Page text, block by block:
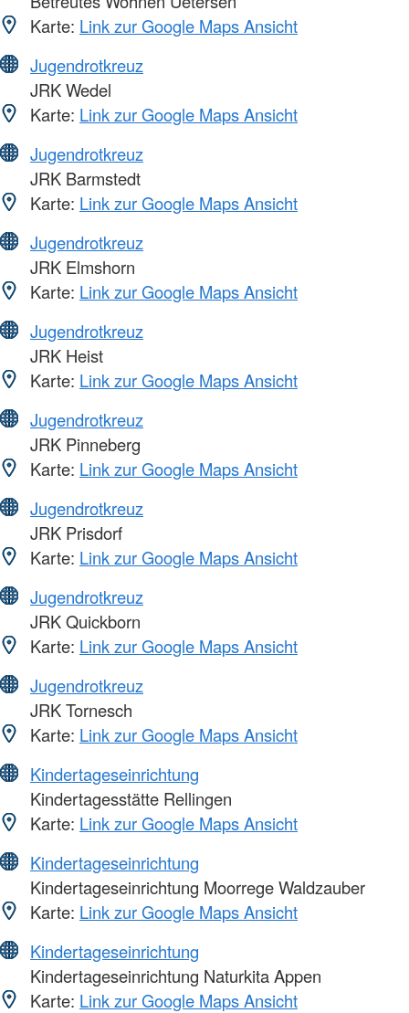
Karte: Link zur Google Maps Ansicht
Jugendrotkreuz
JRK Wedel
Karte: Link zur Google Maps Ansicht
Jugendrotkreuz
JRK Barmstedt
Karte: Link zur Google Maps Ansicht
Jugendrotkreuz
JRK Elmshorn
Karte: Link zur Google Maps Ansicht
Jugendrotkreuz
JRK Heist
Karte: Link zur Google Maps Ansicht
Jugendrotkreuz
JRK Pinneberg
Karte: Link zur Google Maps Ansicht
Jugendrotkreuz
JRK Prisdorf
Karte: Link zur Google Maps Ansicht
Jugendrotkreuz
JRK Quickborn
Karte: Link zur Google Maps Ansicht
Jugendrotkreuz
JRK Tornesch
Karte: Link zur Google Maps Ansicht
Kindertageseinrichtung
Kindertagesstätte Rellingen
Karte: Link zur Google Maps Ansicht
Kindertageseinrichtung
Kindertageseinrichtung Moorrege Waldzauber
Karte: Link zur Google Maps Ansicht
Kindertageseinrichtung
Kindertageseinrichtung Naturkita Appen
Karte: Link zur Google Maps Ansicht